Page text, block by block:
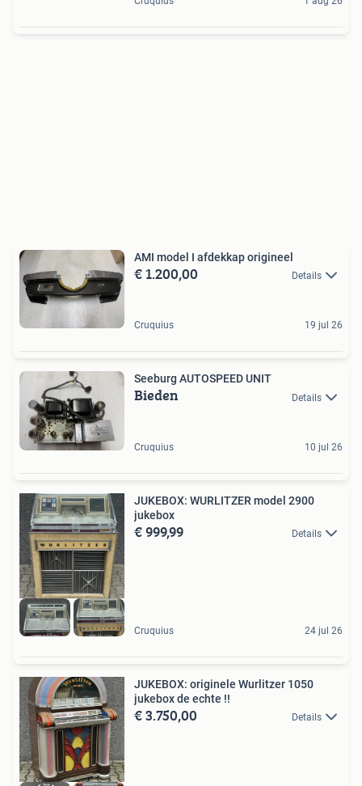
AMI model I afdekkap origineel
€ 1.200,00 Details
Cruquius 19 jul 26
Seeburg AUTOSPEED UNIT
Bieden Details
Cruquius 10 jul 26
JUKEBOX: WURLITZER model 2900
jukebox
€ 999,99 Details
Cruquius 24 jul 26
JUKEBOX: originele Wurlitzer 1050
jukebox de echte !!
€ 3.750,00 Details